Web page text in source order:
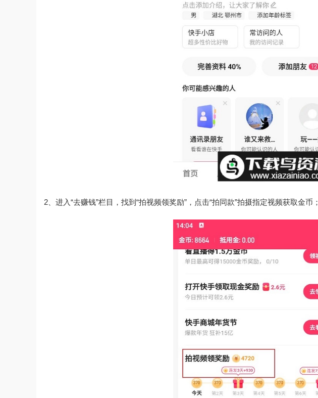
2、进入“去赚钱”栏目，找到“拍视频领奖励”，点击“拍同款”拍摄指定视频获取金币；